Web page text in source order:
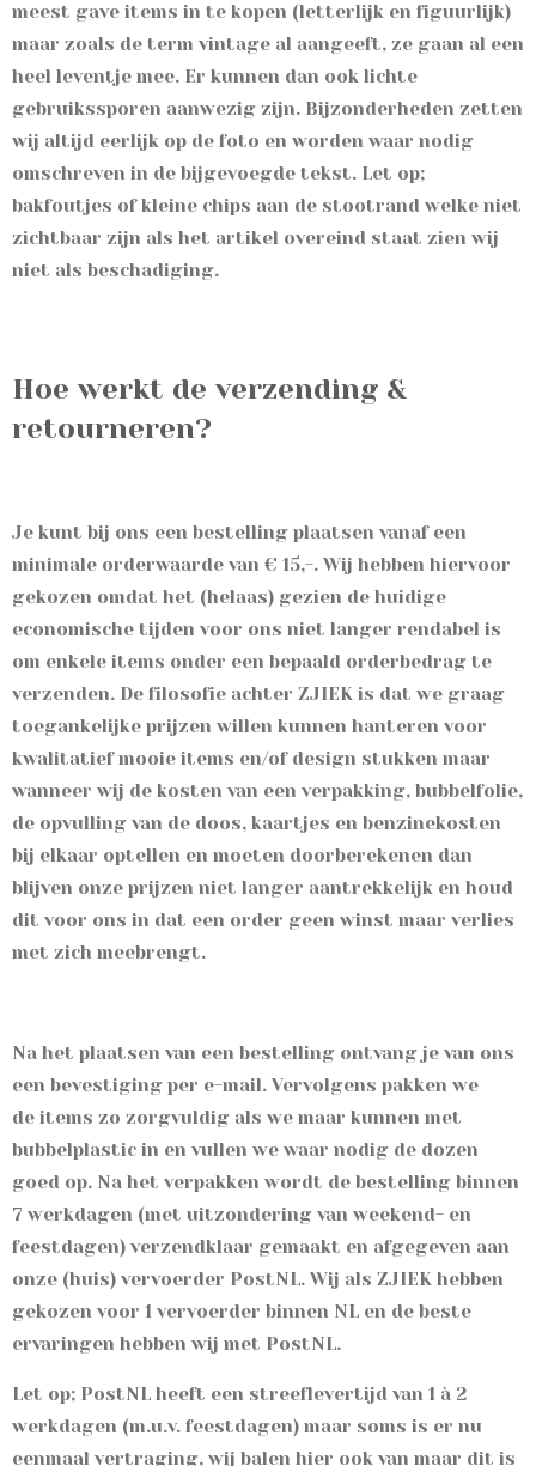
meest gave items in te kopen (letterlijk en figuurlijk)
maar zoals de term vintage al aangeeft, ze gaan al een
heel leventje mee. Er kunnen dan ook lichte
gebruikssporen aanwezig zijn. Bijzonderheden zetten
wij altijd eerlijk op de foto en worden waar nodig
omschreven in de bijgevoegde tekst. Let op;
bakfoutjes of kleine chips aan de stootrand welke niet
zichtbaar zijn als het artikel overeind staat zien wij
niet als beschadiging.
Hoe werkt de verzending &
retourneren?
Je kunt bij ons een bestelling plaatsen vanaf een
minimale orderwaarde van € 15,-. Wij hebben hiervoor
gekozen omdat het (helaas) gezien de huidige
economische tijden voor ons niet langer rendabel is
om enkele items onder een bepaald orderbedrag te
verzenden. De filosofie achter ZJIEK is dat we graag
toegankelijke prijzen willen kunnen hanteren voor
kwalitatief mooie items en/of design stukken maar
wanneer wij de kosten van een verpakking, bubbelfolie,
de opvulling van de doos, kaartjes en benzinekosten
bij elkaar optellen en moeten doorberekenen dan
blijven onze prijzen niet langer aantrekkelijk en houd
dit voor ons in dat een order geen winst maar verlies
met zich meebrengt.
Na het plaatsen van een bestelling ontvang je van ons
een bevestiging per e-mail. Vervolgens pakken we
de items zo zorgvuldig als we maar kunnen met
bubbelplastic in en vullen we waar nodig de dozen
goed op. Na het verpakken wordt de bestelling binnen
7 werkdagen (met uitzondering van weekend- en
feestdagen) verzendklaar gemaakt en afgegeven aan
onze (huis) vervoerder PostNL. Wij als ZJIEK hebben
gekozen voor 1 vervoerder binnen NL en de beste
ervaringen hebben wij met PostNL.
Let op; PostNL heeft een streeflevertijd van 1 à 2
werkdagen (m.u.v. feestdagen) maar soms is er nu
eenmaal vertraging, wij balen hier ook van maar dit is